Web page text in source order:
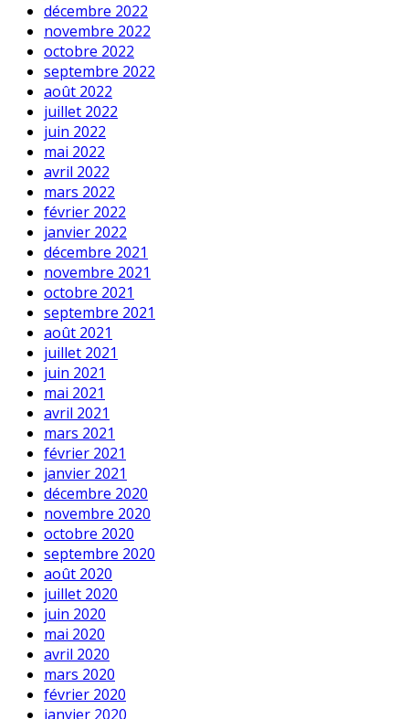
décembre 2022
novembre 2022
octobre 2022
septembre 2022
août 2022
juillet 2022
juin 2022
mai 2022
avril 2022
mars 2022
février 2022
janvier 2022
décembre 2021
novembre 2021
octobre 2021
septembre 2021
août 2021
juillet 2021
juin 2021
mai 2021
avril 2021
mars 2021
février 2021
janvier 2021
décembre 2020
novembre 2020
octobre 2020
septembre 2020
août 2020
juillet 2020
juin 2020
mai 2020
avril 2020
mars 2020
février 2020
janvier 2020